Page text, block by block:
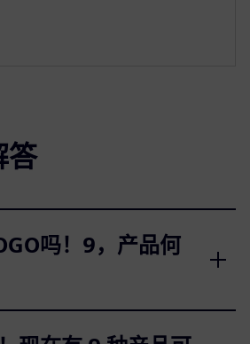
答
吗！9，产品何